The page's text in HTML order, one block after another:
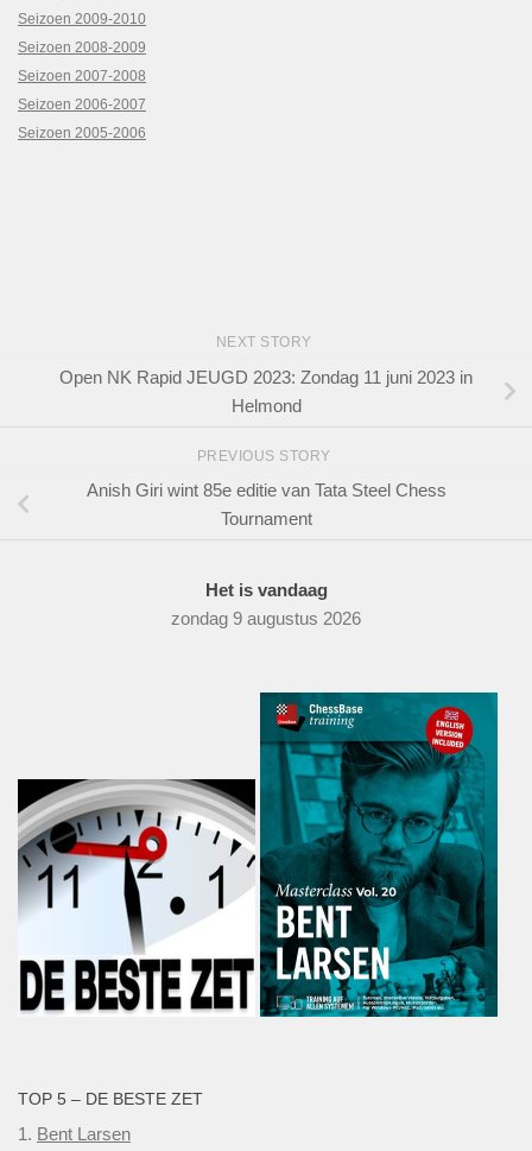
Seizoen 2009-2010
Seizoen 2008-2009
Seizoen 2007-2008
Seizoen 2006-2007
Seizoen 2005-2006
NEXT STORY
Open NK Rapid JEUGD 2023: Zondag 11 juni 2023 in
Helmond
PREVIOUS STORY
Anish Giri wint 85e editie van Tata Steel Chess
Tournament
Het is vandaag
zondag 9 augustus 2026
TOP 5 – DE BESTE ZET
1. Bent Larsen